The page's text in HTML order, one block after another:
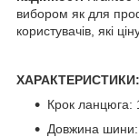
вибором як для
користувачів, які
ХАРАКТЕРИСТИКИ:
Крок ланцюга:
Довжина